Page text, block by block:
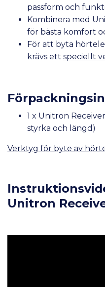
passform och
Kombinera med
för bästa komfort
För att byta
krävs ett speciellt
1 x Unitron
styrka och längd)
Verktyg för byte av
Unitron